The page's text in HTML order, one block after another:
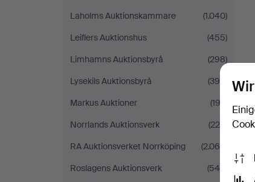
Laholms Auktionskammare
(1.040)
Leiflers Auktionshus
(455)
Limhamns Auktionsbyrå
(298)
Lysekils Auktionsbyrå
(395)
Markus Auktioner
(192)
Norrlands Auktionsverk
(224)
RA Auktionsverket Norrköping
(2.065)
Roslagens Auktionsverk
(546)